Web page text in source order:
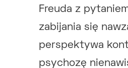
Freuda z
zabijania się
perspektywa
psychozę